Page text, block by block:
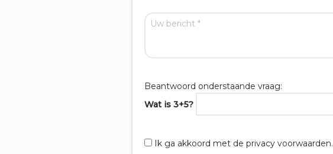
Beantwoord onderstaande vraag:
Wat is 3+5?
Ik ga akkoord met de privacy voorwaarden.